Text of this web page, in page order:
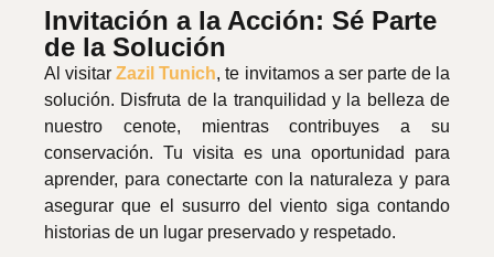
Invitación a la Acción: Sé Parte
de la Solución
Al visitarZazil Tunich, te invitamos a ser parte de la
solución. Disfruta de la tranquilidad y la belleza de
nuestro cenote, mientras contribuyes a su
conservación. Tu visita es una oportunidad para
aprender, para conectarte con la naturaleza y para
asegurar que el susurro del viento siga contando
historias de un lugar preservado y respetado.